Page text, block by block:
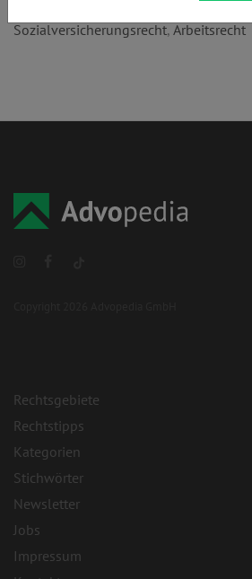
Sozialversicherungsrecht, Arbeitsrecht
Rechtsgebiete
Rechtstipps
Kategorien
Stichwörter
Newsletter
Jobs
Impressum